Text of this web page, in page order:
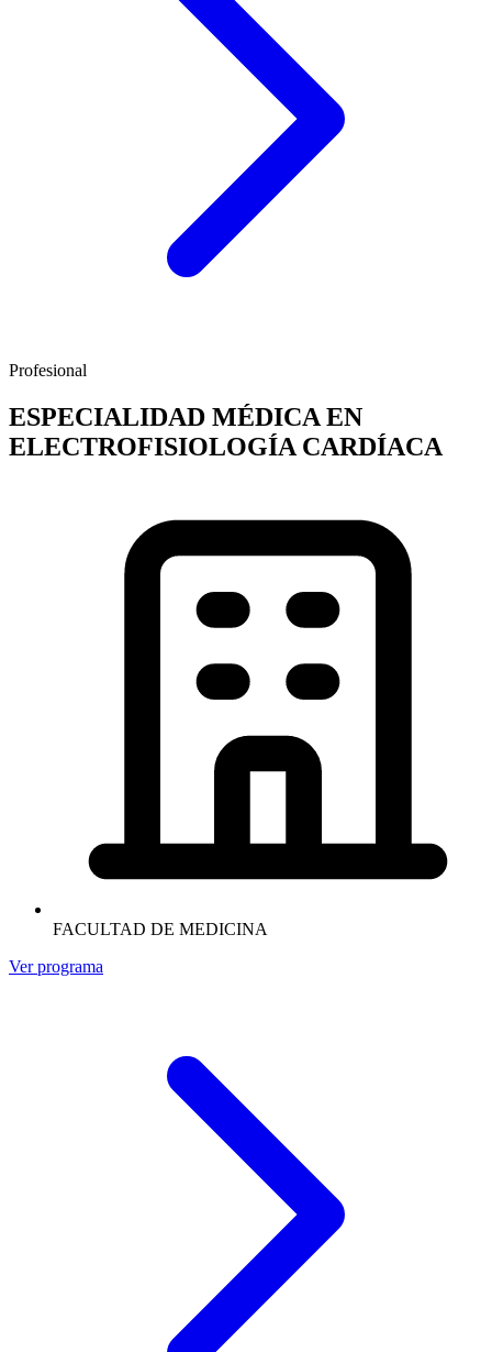
Profesional
ESPECIALIDAD MÉDICA EN
ELECTROFISIOLOGÍA CARDÍACA
FACULTAD DE MEDICINA
Ver programa